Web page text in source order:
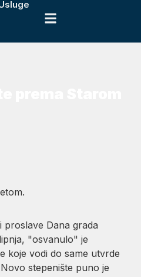
proslave Dana grada
"osvanulo" je
koje vodi do same utvrde
stepenište puno je